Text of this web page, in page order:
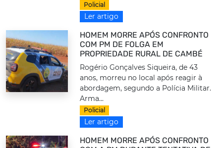
Policial
Ler artigo
HOMEM MORRE APÓS CONFRONTO
COM PM DE FOLGA EM
PROPRIEDADE RURAL DE CAMBÉ
Rogério Gonçalves Siqueira, de 43
anos, morreu no local após reagir à
abordagem, segundo a Polícia Militar.
Arma...
Policial
Ler artigo
HOMEM MORRE APÓS CONFRONTO